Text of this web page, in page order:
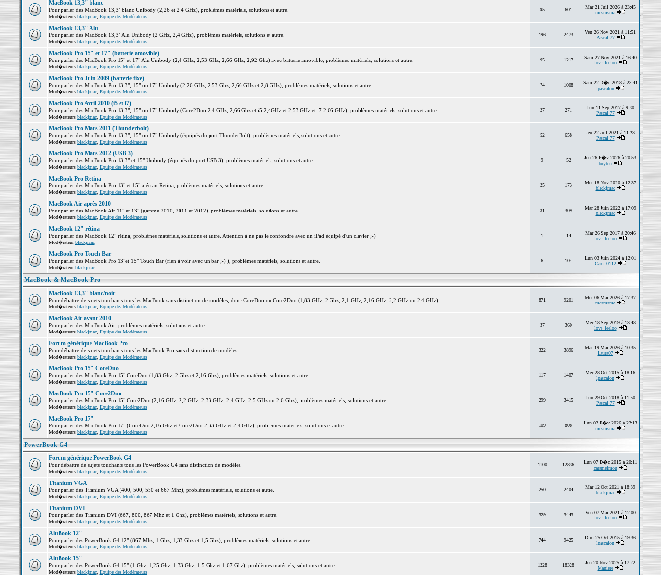
MacBook 13,3" blanc
Pour parler des MacBook 13,3" blanc Unibody (2,26 et 2,4 GHz), problèmes matériels, solutions et autre.
Mod�rateurs blackjmac, Equipe des Modérateurs
95 601
Mar 21 Juil 2026 à 23:45
mosmsma
MacBook 13,3" Alu
Pour parler des MacBook 13,3" Alu Unibody (2 GHz, 2,4 GHz), problèmes matériels, solutions et autre.
Mod�rateurs blackjmac, Equipe des Modérateurs
196 2473
Ven 26 Nov 2021 à 11:51
Pascal 77
MacBook Pro 15" et 17" (batterie amovible)
Pour parler des MacBook Pro 15" et 17" Alu Unibody (2,4 GHz, 2,53 GHz, 2,66 GHz, 2,92 Ghz) avec batterie amovible, problèmes matériels, solutions et autre.
Mod�rateurs blackjmac, Equipe des Modérateurs
95 1217
Sam 27 Nov 2021 à 16:40
love_leeloo
MacBook Pro Juin 2009 (batterie fixe)
Pour parler des MacBook Pro 13,3", 15" ou 17" Unibody (2,26 GHz, 2,53 Ghz, 2,66 GHz et 2,8 GHz), problèmes matériels, solutions et autre.
Mod�rateurs blackjmac, Equipe des Modérateurs
74 1008
Sam 22 D�c 2018 à 23:41
lpascalon
MacBook Pro Avril 2010 (i5 et i7)
Pour parler des MacBook Pro 13,3", 15" ou 17" Unibody (Core2Duo 2,4 GHz, 2,66 Ghz et i5 2,4GHz et 2,53 GHz et i7 2,66 GHz), problèmes matériels, solutions et autre.
Mod�rateurs blackjmac, Equipe des Modérateurs
27 271
Lun 11 Sep 2017 à 9:30
Pascal 77
MacBook Pro Mars 2011 (Thunderbolt)
Pour parler des MacBook Pro 13,3", 15" ou 17" Unibody (équipés du port ThunderBolt), problèmes matériels, solutions et autre.
Mod�rateurs blackjmac, Equipe des Modérateurs
52 658
Jeu 22 Juil 2021 à 11:23
Pascal 77
MacBook Pro Mars 2012 (USB 3)
Pour parler des MacBook Pro 13,3" et 15" Unibody (équipés du port USB 3), problèmes matériels, solutions et autre.
Mod�rateurs blackjmac, Equipe des Modérateurs
9 52
Jeu 26 F�v 2026 à 20:53
buyten
MacBook Pro Retina
Pour parler des MacBook Pro 13" et 15" a écran Retina, problèmes matériels, solutions et autre.
Mod�rateurs blackjmac, Equipe des Modérateurs
25 173
Mer 18 Nov 2020 à 12:37
blackjmac
MacBook Air après 2010
Pour parler des MacBook Air 11" et 13" (gamme 2010, 2011 et 2012), problèmes matériels, solutions et autre.
Mod�rateurs blackjmac, Equipe des Modérateurs
31 309
Mar 28 Juin 2022 à 17:09
blackjmac
MacBook 12" rétina
Pour parler des MacBook 12" rétina, problèmes matériels, solutions et autre. Attention à ne pas le confondre avec un iPad équipé d'un clavier ;-)
Mod�rateurblackjmac
1 14
Mar 26 Sep 2017 à 20:46
love_leeloo
MacBook Pro Touch Bar
Pour parler des MacBook Pro 13"et 15" Touch Bar (rien à voir avec un bar ;-) ), problèmes matériels, solutions et autre.
Mod�rateurblackjmac
6 104
Lun 03 Juin 2024 à 12:01
Cam_0112
MacBook & MacBook Pro
MacBook 13,3" blanc/noir
Pour débattre de sujets touchants tous les MacBook sans distinction de modèles, donc CoreDuo ou Core2Duo (1,83 GHz, 2 Ghz, 2,1 GHz, 2,16 GHz, 2,2 GHz ou 2,4 GHz).
Mod�rateurs blackjmac, Equipe des Modérateurs
871 9201
Mer 06 Mai 2026 à 17:37
mosmsma
MacBook Air avant 2010
Pour parler des MacBook Air, problèmes matériels, solutions et autre.
Mod�rateurs blackjmac, Equipe des Modérateurs
37 360
Mer 18 Sep 2019 à 13:48
love_leeloo
Forum générique MacBook Pro
Pour débattre de sujets touchants tous les MacBook Pro sans distinction de modèles.
Mod�rateurs blackjmac, Equipe des Modérateurs
322 3896
Mar 19 Mai 2026 à 10:35
Laura07
MacBook Pro 15" CoreDuo
Pour parler des MacBook Pro 15" CoreDuo (1,83 Ghz, 2 Ghz et 2,16 Ghz), problèmes matériels, solutions et autre.
Mod�rateurs blackjmac, Equipe des Modérateurs
117 1407
Mer 28 Oct 2015 à 18:16
lpascalon
MacBook Pro 15" Core2Duo
Pour parler des MacBook Pro 15" Core2Duo (2,16 GHz, 2,2 GHz, 2,33 GHz, 2,4 GHz, 2,5 GHz ou 2,6 Ghz), problèmes matériels, solutions et autre.
Mod�rateurs blackjmac, Equipe des Modérateurs
299 3415
Lun 29 Oct 2018 à 11:50
Pascal 77
MacBook Pro 17"
Pour parler des MacBook Pro 17" (CoreDuo 2,16 Ghz et Core2Duo 2,33 GHz et 2,4 GHz), problèmes matériels, solutions et autre.
Mod�rateurs blackjmac, Equipe des Modérateurs
109 808
Lun 02 F�v 2026 à 22:13
mosmsma
PowerBook G4
Forum générique PowerBook G4
Pour débattre de sujets touchants tous les PowerBook G4 sans distinction de modèles.
Mod�rateurs blackjmac, Equipe des Modérateurs
1100 12836
Lun 07 D�c 2015 à 20:11
caramelmou
Titanium VGA
Pour parler des Titanium VGA (400, 500, 550 et 667 Mhz), problèmes matériels, solutions et autre.
Mod�rateurs blackjmac, Equipe des Modérateurs
250 2404
Mar 12 Oct 2021 à 18:39
blackjmac
Titanium DVI
Pour parler des Titanium DVI (667, 800, 867 Mhz et 1 Ghz), problèmes matériels, solutions et autre.
Mod�rateurs blackjmac, Equipe des Modérateurs
329 3443
Ven 07 Mai 2021 à 12:00
love_leeloo
AluBook 12"
Pour parler des PowerBook G4 12" (867 Mhz, 1 Ghz, 1,33 Ghz et 1,5 Ghz), problèmes matériels, solutions et autre.
Mod�rateurs blackjmac, Equipe des Modérateurs
744 9425
Dim 25 Oct 2015 à 19:36
lpascalon
AluBook 15"
Pour parler des PowerBook G4 15" (1 Ghz, 1,25 Ghz, 1,33 Ghz, 1,5 Ghz et 1,67 Ghz), problèmes matériels, solutions et autre.
Mod�rateurs blackjmac, Equipe des Modérateurs
1228 18328
Jeu 20 Nov 2025 à 17:22
Maniere